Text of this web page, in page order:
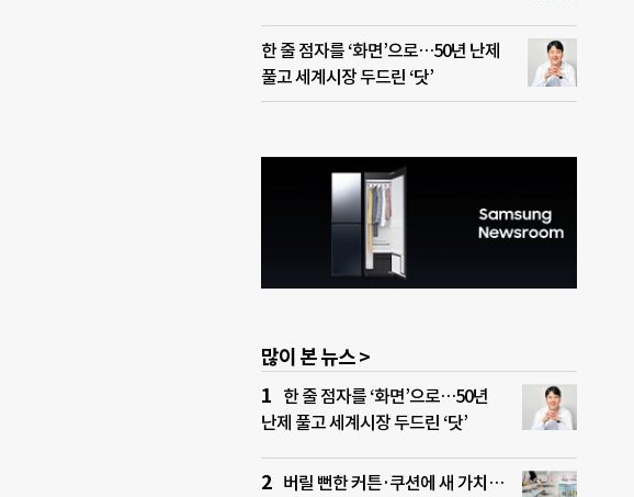
한 줄 점자를 ‘화면’으로…50년 난제
풀고 세계시장 두드린 ‘닷’
많이 본 뉴스 >
한 줄 점자를 ‘화면’으로…50년
난제 풀고 세계시장 두드린 ‘닷’
버릴 뻔한 커튼·쿠션에 새 가치…